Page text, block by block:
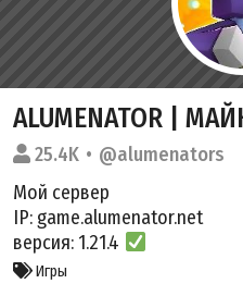
ALUMENATOR |
25.4K
@alumenators
Мой сервер
IP: game.alumenator.net
версия: 1.21.4
Игры